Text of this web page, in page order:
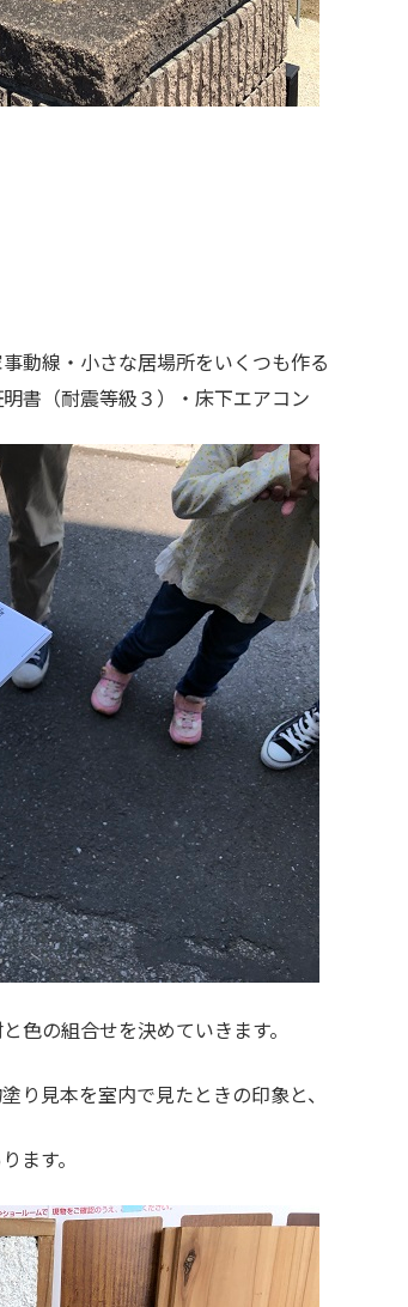
動線・小さな居場所をいくつも作る
書（耐震等級３）・床下エアコン
色の組合せを決めていきます。
り見本を室内で見たときの印象と、
ます。